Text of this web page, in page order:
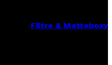
Filtre & Matteboxy